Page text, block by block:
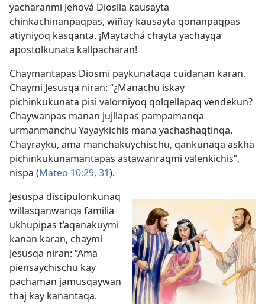
yacharanmi Jehová Dioslla kausayta
chinkachinanpaqpas, wiñay kausayta qonanpaqpas
atiyniyoq kasqanta. ¡Maytachá chayta yachayqa
apostolkunata kallpacharan!
Chaymantapas Diosmi paykunataqa cuidanan karan.
Chaymi Jesusqa niran: “¿Manachu iskay
pichinkukunata pisi valorniyoq qolqellapaq vendekun?
Chaywanpas manan jujllapas pampamanqa
urmanmanchu Yayaykichis mana yachashaqtinqa.
Chayrayku, ama manchakuychischu, qankunaqa askha
pichinkukunamantapas astawanraqmi valenkichis”,
nispa (Mateo 10:29, 31).
Jesuspa discipulonkunaq
willasqanwanqa familia
ukhupipas t’aqanakuymi
kanan karan, chaymi
Jesusqa niran: “Ama
piensaychischu kay
pachaman jamusqaywan
thaj kay kanantaqa.